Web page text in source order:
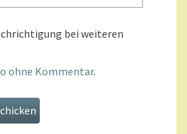
bei weiteren
ohne Kommentar.